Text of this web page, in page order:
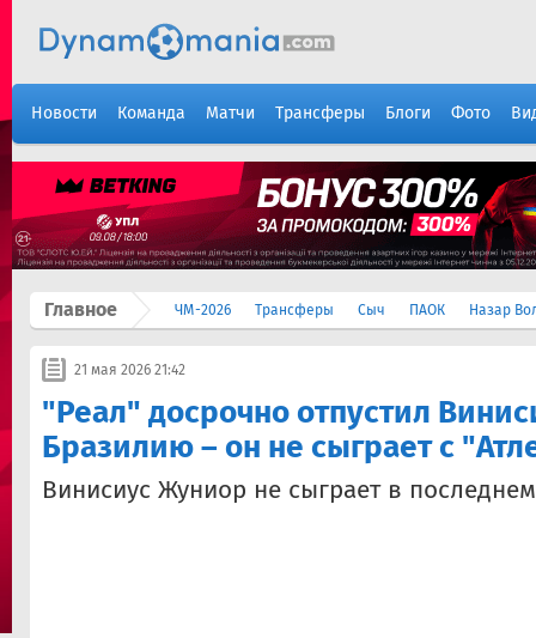
Новости Команда Матчи Трансферы Блоги Фото
Главное ЧМ-2026 Трансферы Сыч ПАОК Назар
21 мая 2026 21:42
"Реал" досрочно отпустил
Бразилию – он не сыграет с
Винисиус Жуниор не сыграет в